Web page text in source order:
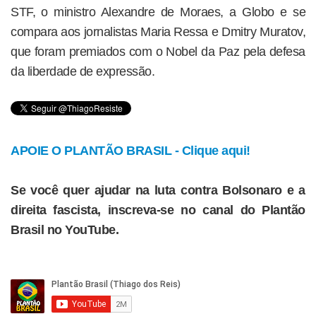
STF, o ministro Alexandre de Moraes, a Globo e se
compara aos jornalistas Maria Ressa e Dmitry Muratov,
que foram premiados com o Nobel da Paz pela defesa
da liberdade de expressão.
APOIE O PLANTÃO BRASIL - Clique aqui!
Se você quer ajudar na luta contra Bolsonaro e a
direita fascista, inscreva-se no canal do Plantão
Brasil no YouTube.